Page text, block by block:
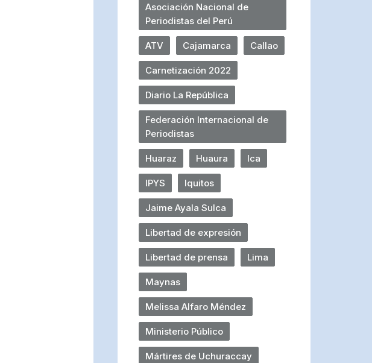
Asociación Nacional de
Periodistas del Perú
ATV Cajamarca Callao
Carnetización 2022
Diario La República
Federación Internacional de
Periodistas
Huaraz Huaura Ica
IPYS Iquitos
Jaime Ayala Sulca
Libertad de expresión
Libertad de prensa Lima
Maynas
Melissa Alfaro Méndez
Ministerio Público
Mártires de Uchuraccay